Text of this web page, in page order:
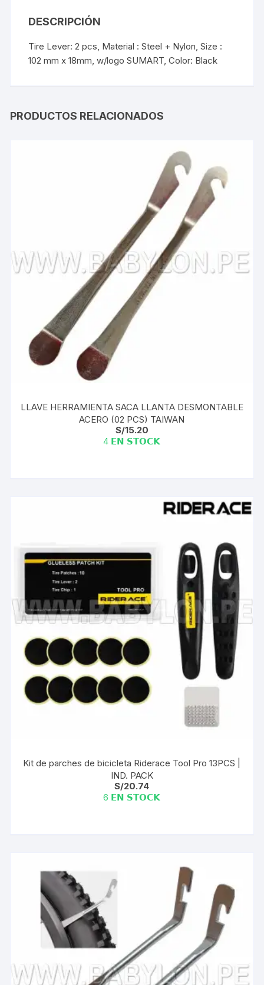
DESCRIPCIÓN
Tire Lever: 2 pcs, Material : Steel + Nylon, Size :
102 mm x 18mm, w/logo SUMART, Color: Black
PRODUCTOS RELACIONADOS
LLAVE HERRAMIENTA SACA LLANTA DESMONTABLE
ACERO (02 PCS) TAIWAN
S/15.20
4 𝗘𝗡 𝗦𝗧𝗢𝗖𝗞
Kit de parches de bicicleta Riderace Tool Pro 13PCS |
IND. PACK
S/20.74
6 𝗘𝗡 𝗦𝗧𝗢𝗖𝗞